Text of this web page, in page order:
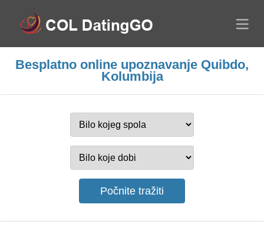
Besplatno online upoznavanje Quibdo,
Kolumbija